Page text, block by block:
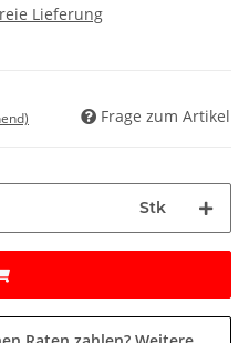
Lieferung
Frage zum Artikel
Stk